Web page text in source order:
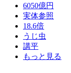
6050億円
実体参照
18.6倍
うじ虫
講平
もっと見る